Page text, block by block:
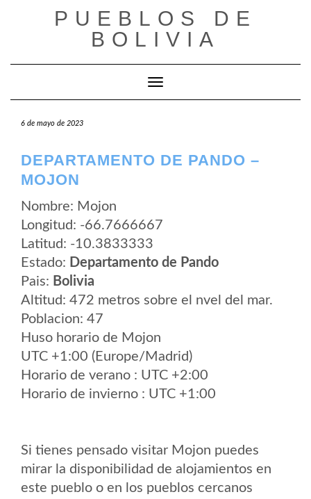
PUEBLOS DE
BOLIVIA
Cambiar modo de navegación
6 de mayo de 2023
DEPARTAMENTO DE PANDO –
MOJON
Nombre: Mojon
Longitud: -66.7666667
Latitud: -10.3833333
Estado: Departamento de Pando
Pais: Bolivia
Altitud: 472 metros sobre el nvel del mar.
Poblacion: 47
Huso horario de Mojon
UTC +1:00 (Europe/Madrid)
Horario de verano : UTC +2:00
Horario de invierno : UTC +1:00
Si tienes pensado visitar Mojon puedes
mirar la disponibilidad de alojamientos en
este pueblo o en los pueblos cercanos